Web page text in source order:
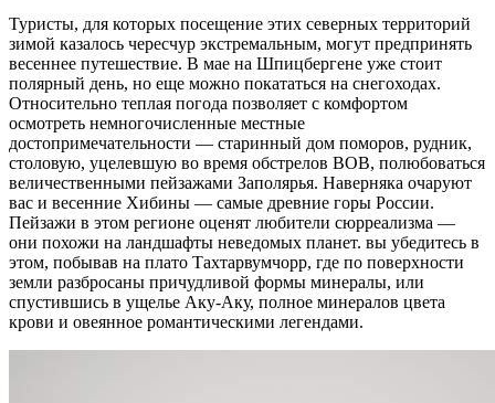
Туристы, для которых посещение этих северных территорий
зимой казалось чересчур экстремальным, могут предпринять
весеннее путешествие. В мае на Шпицбергене уже стоит
полярный день, но еще можно покататься на снегоходах.
Относительно теплая погода позволяет с комфортом
осмотреть немногочисленные местные
достопримечательности — старинный дом поморов, рудник,
столовую, уцелевшую во время обстрелов ВОВ, полюбоваться
величественными пейзажами Заполярья. Наверняка очаруют
вас и весенние Хибины — самые древние горы России.
Пейзажи в этом регионе оценят любители сюрреализма —
они похожи на ландшафты неведомых планет. вы убедитесь в
этом, побывав на плато Тахтарвумчорр, где по поверхности
земли разбросаны причудливой формы минералы, или
спустившись в ущелье Аку-Аку, полное минералов цвета
крови и овеянное романтическими легендами.